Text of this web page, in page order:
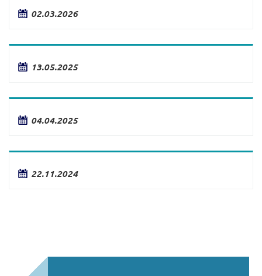
02.03.2026
13.05.2025
04.04.2025
22.11.2024